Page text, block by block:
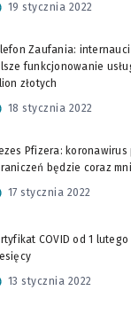
19 stycznia 2022
Zaufania:
funkcjonowanie
złotych
18 stycznia 2022
Pfizera:
będzie coraz
17 stycznia 2022
COVID od 1
13 stycznia 2022